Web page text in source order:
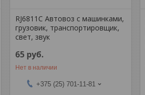
RJ6811C Автовоз с машинками,
грузовик, транспортировщик,
свет, звук
65 руб.
Нет в наличии
+375 (25) 701-11-81